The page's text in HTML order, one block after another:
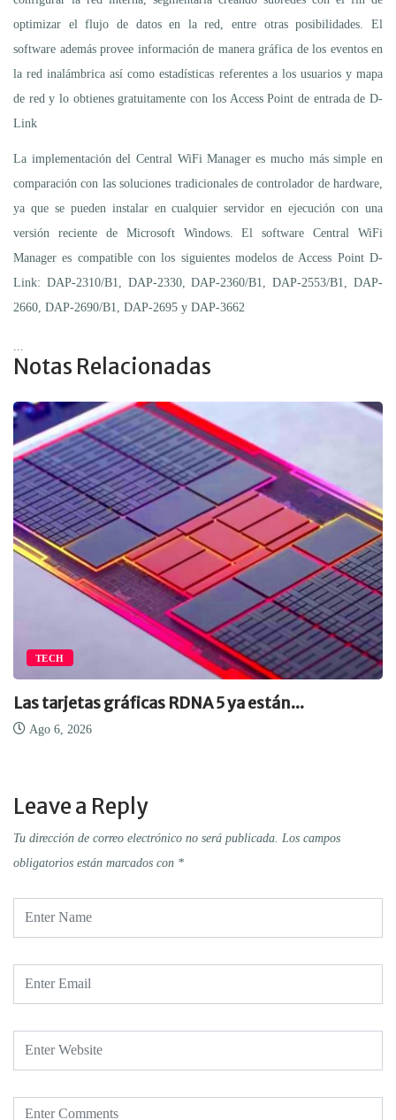
optimizar el flujo de datos en la red, entre otras posibilidades. El
software además provee información de manera gráfica de los eventos en
la red inalámbrica así como estadísticas referentes a los usuarios y mapa
de red y lo obtienes gratuitamente con los Access Point de entrada de D-
Link
La implementación del Central WiFi Manager es mucho más simple en
comparación con las soluciones tradicionales de controlador de hardware,
ya que se pueden instalar en cualquier servidor en ejecución con una
versión reciente de Microsoft Windows. El software Central WiFi
Manager es compatible con los siguientes modelos de Access Point D-
Link: DAP-2310/B1, DAP-2330, DAP-2360/B1, DAP-2553/B1, DAP-
2660, DAP-2690/B1, DAP-2695 y DAP-3662
Notas Relacionadas
TECH
Las tarjetas gráficas RDNA 5 ya están...
Ago 6, 2026
Leave a Reply
Tu dirección de correo electrónico no será publicada. Los campos
obligatorios están marcados con *